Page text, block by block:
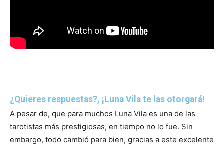
¿Quieres respuestas?, ¡Luna Vila te las otorgará!
A pesar de, que para muchos Luna Vila es una de las
tarotistas más prestigiosas, en tiempo no lo fue. Sin
embargo, todo cambió para bien, gracias a este excelente